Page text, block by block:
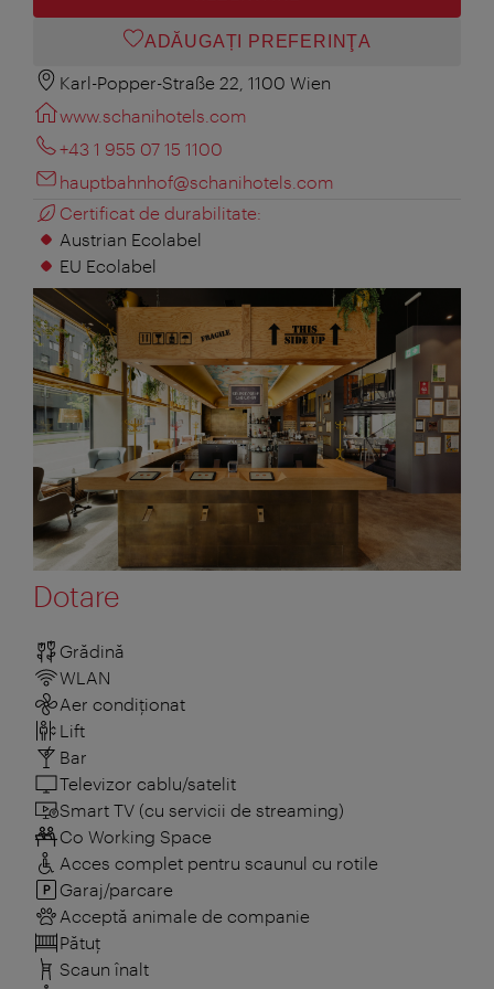
ADĂUGAȚI PREFERINŢA
Karl-Popper-Straße 22, 1100 Wien
www.schanihotels.com
+43 1 955 07 15 1100
hauptbahnhof@schanihotels.com
Certificat de durabilitate:
Austrian Ecolabel
EU Ecolabel
Dotare
Grădină
WLAN
Aer condiționat
Lift
Bar
Televizor cablu/satelit
Smart TV (cu servicii de streaming)
Co Working Space
Acces complet pentru scaunul cu rotile
Garaj/parcare
Acceptă animale de companie
Pătuţ
Scaun înalt